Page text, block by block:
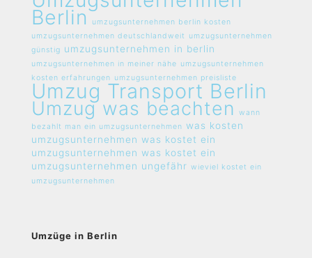
Berlin
umzugsunternehmen berlin kosten
umzugsunternehmen deutschlandweit
umzugsunternehmen
günstig umzugsunternehmen in berlin
umzugsunternehmen in meiner nähe umzugsunternehmen
kosten erfahrungen umzugsunternehmen preisliste
Umzug Transport Berlin
Umzug was beachten
wann
bezahlt man ein umzugsunternehmen was kosten
umzugsunternehmen was kostet ein
umzugsunternehmen was kostet ein
umzugsunternehmen ungefähr wieviel kostet ein
umzugsunternehmen
Umzüge in Berlin